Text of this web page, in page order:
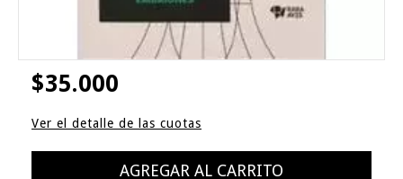
$35.000
Ver el detalle de las cuotas